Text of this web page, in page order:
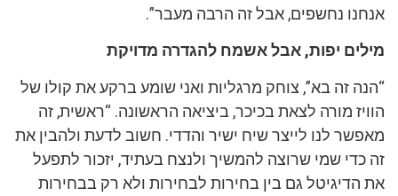
אנחנו נחשפים, אבל זה הרבה מעבר”.
מילים יפות, אבל אשמח להגדרה מדויקת
“הנה זה בא”, צוחק מרגליות ואני שומע ברקע את קולו של
הוויז מורה לצאת בכיכר, ביציאה הראשונה. “ראשית, זה
מאפשר לנו לייצר שיח ישיר והדדי. חשוב לדעת ולהבין את
זה כדי שמי שרוצה להמשיך ולנצח בעתיד, יזכור לתפעל
את הדיגיטל גם בין בחירות לבחירות ולא רק בבחירות